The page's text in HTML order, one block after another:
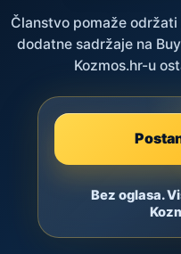
Članstvo pomaže
dodatne sadržaje na
Kozmos.hr-u
Bez oglasa.